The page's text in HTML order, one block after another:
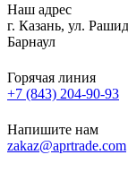
Наш адрес
г. Казань, ул.
Барнаул
Горячая линия
+7 (843) 204-90-93
Напишите нам
zakaz@aprtrade.com